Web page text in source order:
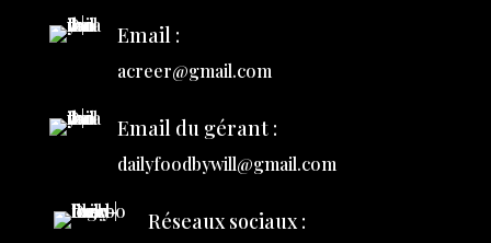
Email :
acreer@gmail.com
Email du gérant :
dailyfoodbywill@gmail.com
Réseaux sociaux :